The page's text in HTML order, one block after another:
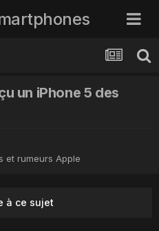
un iPhone 5 des
et rumeurs Apple
à ce sujet